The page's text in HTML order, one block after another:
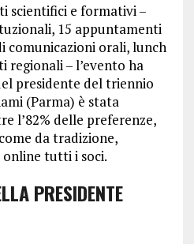
scientifici e formativi –
15 appuntamenti
comunicazioni orali, lunch
regionali – l’evento ha
presidente del triennio
(Parma) è stata
l’82% delle preferenze,
da tradizione,
online tutti i soci.
PRESIDENTE